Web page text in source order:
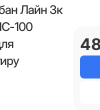
Лайн 3к
100